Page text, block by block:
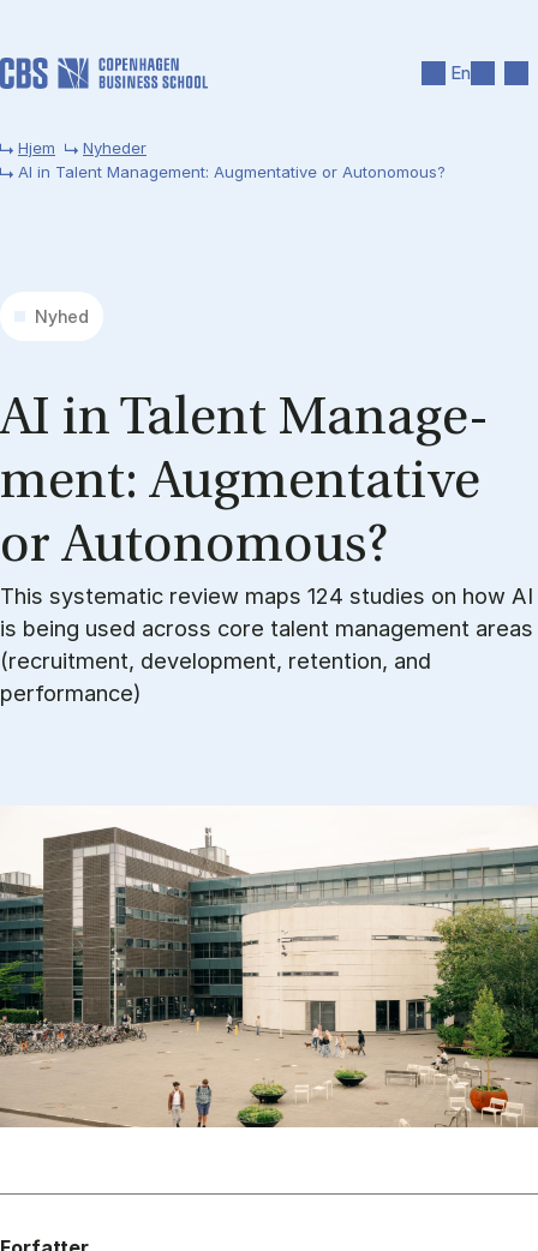
En
Hjem
Nyheder
AI in Talent Management: Augmentative or Autonomous?
Nyhed
AI in Ta­lent Ma­na­ge­
ment: Aug­men­ta­ti­ve
or Au­to­no­mous?
This systematic review maps 124 studies on how AI
is being used across core talent management areas
(recruitment, development, retention, and
performance)